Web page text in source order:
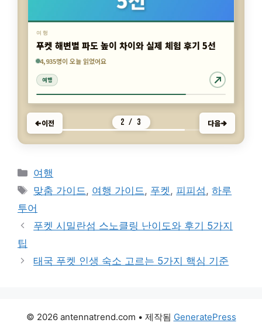
5,763명이 오늘 읽었어요
4,935명이 오늘 읽었어요
여행
푸켓 체크인 전 짐 보관과 알뜰 일정 짜는 법
5,727명이 오늘 읽었어요
여행
이전 3 / 3 다음
카
테
리
여행
태
그
맞춤 가이드, 여행 가이드, 푸켓, 피피섬,하루
투어
푸켓 시밀란섬 스노클링 난이도와 후기 5가지
팁
태국 푸켓 인생 숙소 고르는 5가지 핵심 기준
© 2026 antennatrend.com • 제작됨 GeneratePress